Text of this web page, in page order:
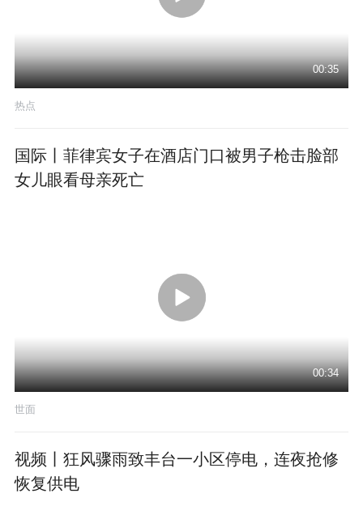
00:35
热点
国际丨菲律宾女子在酒店门口被男子枪击脸部
女儿眼看母亲死亡
00:34
世面
视频丨狂风骤雨致丰台一小区停电，连夜抢修
恢复供电